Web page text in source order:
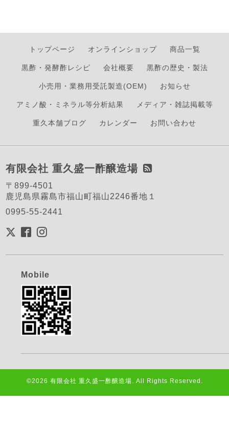
トップページ オンラインショップ 商品一覧
黒酢・発酵酢レシピ 会社概要 黒酢の歴史・製法
小売用・業務用受託製造(OEM) お知らせ
アミノ酸・ミネラル等分析結果 メディア・雑誌掲載等
重久本舗ブログ カレンダー お問い合わせ
有限会社 重久盛一酢醸造場
〒899-4501
鹿児島県霧島市福山町福山2246番地１
0995-55-2441
Mobile
©2026 有限会社 重久盛一酢醸造場. All Rights Reserved.